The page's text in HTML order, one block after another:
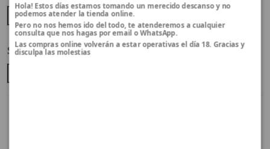
Colgante
Selecciona el acabado
Hola! Estos días estamos tomando un merecido descanso y no
podemos atender la tienda online.
Pero no nos hemos ido del todo, te atenderemos a cualquier
consulta que nos hagas por email o WhatsApp.
Las compras online volverán a estar operativas el día 18. Gracias y
disculpa las molestias